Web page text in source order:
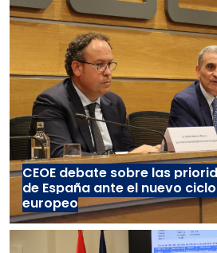
CEOE debate sobre las
de España ante el nuevo
europeo